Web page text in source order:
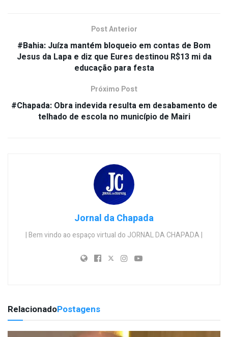
Post Anterior
#Bahia: Juíza mantém bloqueio em contas de Bom
Jesus da Lapa e diz que Eures destinou R$13 mi da
educação para festa
Próximo Post
#Chapada: Obra indevida resulta em desabamento de
telhado de escola no município de Mairi
Jornal da Chapada
| Bem vindo ao espaço virtual do JORNAL DA CHAPADA |
RelacionadoPostagens